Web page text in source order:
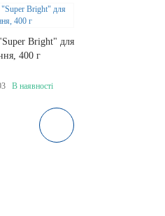
Bright" для
400 г
В наявності